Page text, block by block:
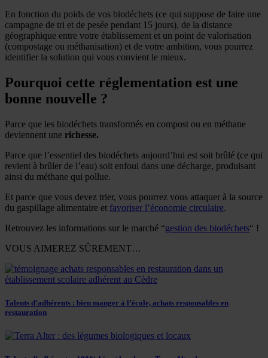
En fonction du poids de vos biodéchets (ce qui suppose de faire une
campagne de tri et de pesée pendant 15 jours), de la distance
géographique entre votre établissement et un point de valorisation
(compostage ou méthanisation) et de votre ambition, vous pourrez
identifier la solution qui vous convient le mieux.
Pourquoi cette réglementation est une
bonne nouvelle ?
Parce que les biodéchets transformés en compost ou en méthane
deviennent une richesse.
Parce que l’essentiel des biodéchets aujourd’hui est soit brûlé (ce qui
revient à brûler de l’eau) soit enfoui dans une décharge, produisant
ainsi du méthane qui pollue.
Et parce que vous devez trier, vous pourrez vous attaquer à la source
du gaspillage alimentaire et favoriser l’économie circulaire.
Retrouvez les informations sur le marché “gestion des biodéchets“ !
VOUS AIMEREZ SÛREMENT…
Talents d’adhérents : bien manger à l’école, achats responsables en
restauration